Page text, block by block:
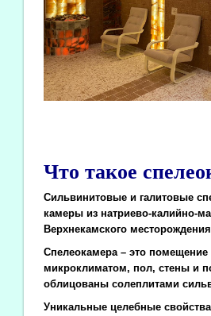
Что такое
Сильвинитовые и галитовые
камеры из натриево-калийно-
Верхнекамского
Спелеокамера – это помещение
микроклиматом, пол, стены и
облицованы солеплитами
Уникальные целебные